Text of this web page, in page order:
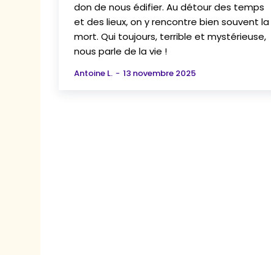
don de nous édifier. Au détour des temps
et des lieux, on y rencontre bien souvent la
mort. Qui toujours, terrible et mystérieuse,
nous parle de la vie !
Antoine L. - 13 novembre 2025